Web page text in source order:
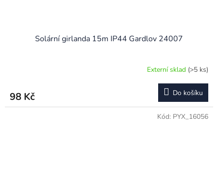
Solární girlanda 15m IP44 Gardlov 24007
Externí sklad (>5 ks)
98 Kč Do košíku
Kód: PYX_16056